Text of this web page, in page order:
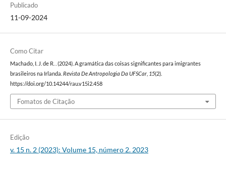
Publicado
11-09-2024
Como Citar
Machado, I. J. de R. . (2024). A gramática das coisas significantes para imigrantes
brasileiros na Irlanda. Revista De Antropologia Da UFSCar, 15(2).
https://doi.org/10.14244/rau.v15i2.458
Fomatos de Citação
Edição
v. 15 n. 2 (2023): Volume 15, número 2. 2023